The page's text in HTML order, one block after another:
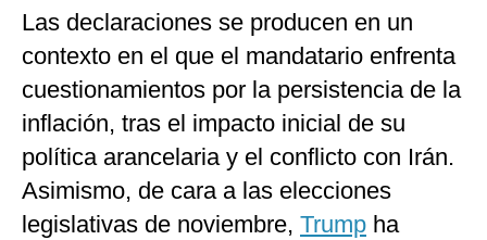
Las declaraciones se producen en un
contexto en el que el mandatario enfrenta
cuestionamientos por la persistencia de la
inflación, tras el impacto inicial de su
política arancelaria y el conflicto con Irán.
Asimismo, de cara a las elecciones
legislativas de noviembre, Trump ha